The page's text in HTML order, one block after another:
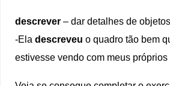
descrever – dar detalhes de
-Eladescreveu o quadro tão bem
estivesse vendo com meus próprios